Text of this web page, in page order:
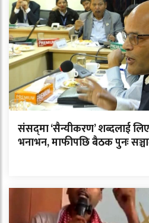
संसद्‌मा ‘सैन्यीकरण’ शब्दलाई
भनाभन, माफीपछि बैठक पुनः